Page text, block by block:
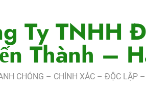
Ty TNHH
Thành –
CHÓNG – CHÍNH XÁC – ĐỘC LẬP